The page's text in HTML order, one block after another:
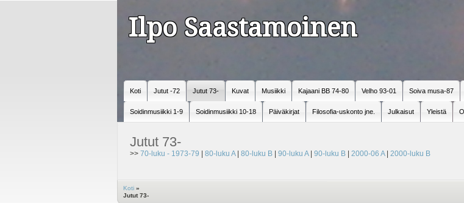
Ilpo Saastamoinen
Koti Jutut -72 Jutut 73- Kuvat Musiikki Kajaani BB 74-80 Velho 93-01 Soiva musa-87
Soidinmusiikki 1-9 Soidinmusiikki 10-18 Päiväkirjat Filosofia-uskonto jne. Julkaisut Yleistä
Jutut 73-
>> 70-luku - 1973-79 80-luku A| 80-luku B 90-luku A| 90-luku B 2000-06 A| 2000-luku B
Koti »
Jutut 73-